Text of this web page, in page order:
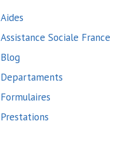
Aides
Assistance Sociale France
Blog
Departaments
Formulaires
Prestations